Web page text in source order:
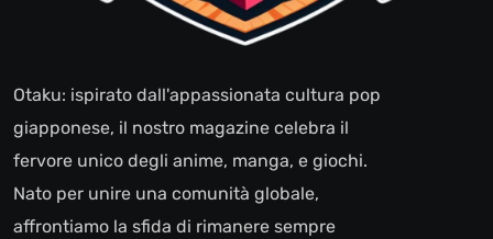
Otaku: ispirato dall'appassionata cultura pop
giapponese, il nostro magazine celebra il
fervore unico degli anime, manga, e giochi.
Nato per unire una comunità globale,
affrontiamo la sfida di rimanere sempre